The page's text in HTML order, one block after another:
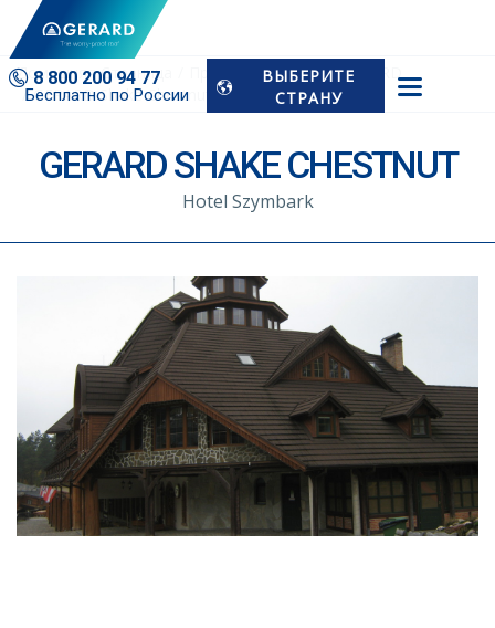
8 800 200 94 77
Бесплатно по России
ВЫБЕРИТЕ
СТРАНУ
Домашняя Страница
Примеры Проектов GERARD
GERARD Shake Chestnut Hotel Szymbark
GERARD SHAKE CHESTNUT
Hotel Szymbark